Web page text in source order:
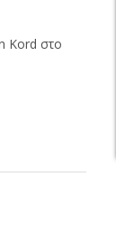
Kord στο